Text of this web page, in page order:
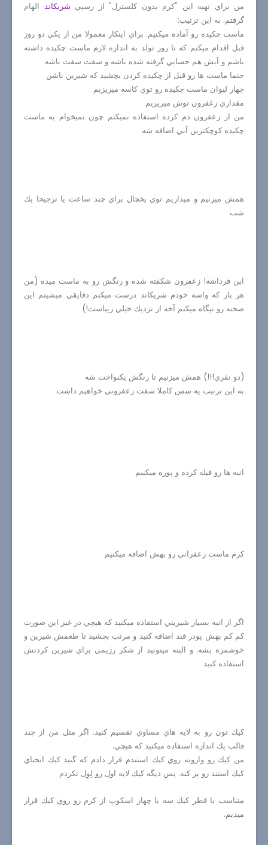
من براي تهيه اين "كرم بدون كلسترل" از رسپي شريكاند الهام
گرفتم. به اين ترتيب:
ماست چكيده رو آماده ميكنيم. براي اينكار معمولا من از يكي دو روز
قبل اقدام ميكنم كه تا روز تولد به اندازه لازم ماست چكيده داشته
باشم و آبش هم حسابي گرفته شده باشه و سفت سفت باشه
حتما ماست ها رو قبل از چكيده كردن بچشيد كه شيرين باشن
چهار ليوان ماست چكيده رو توي كاسه ميريزيم
مقداري زغفرون توش ميريزيم
من از زعفرون دم كرده استفاده نميكنم چون نميخوام به ماست
چكيده كوچكترين آبي اضافه شه
همش ميزنيم و ميذاريم توي يخچال براي چند ساعت يا ترجيحا يك
شب
اين فرداشه! زعفرون شكفته شده و رنگش رو به ماست ميده (من
هر بار كه واسه خودم شريكاند درست ميكنم دقايقي ميشينم اين
صحنه رو نيگاه ميكنم آخه از نزديك خيلي زيباست!)
(دو نفري!!!) همش ميزنيم تا رنگش يكنواخت شه
به اين ترتيب يه سس كاملا سفت زعفروني خواهيم داشت
انبه ها رو فيله كرده و پوره ميكنيم
كرم ماست زعفراني رو بهش اضافه ميكنيم
اگر از انبه بسيار شيريني استفاده ميكنيد كه هيچي در غير اين صورت
كم كم بهش پودر قند اضافه كنيد و مرتب بچشيد تا طعمش شيرين و
خوشمزه بشه. و البته ميتونيد از شكر رژيمي براي شيرين كردنش
استفاده كنيد
كيك تون رو به لايه هاي مساوي تقسيم كنيد. اگر مثل من از چند
قالب يك اندازه استفاده ميكنيد كه هيچي.
من كيك رو وارونه روي كيك استندم قرار دادم كه گنبد كيك انحناي
كيك استند رو پر كنه. پس ديگه كيك لايه اول رو لِوِل نكردم
متناسب با قطر كيك سه يا چهار اسكوپ از كرم رو روي كيك قرار
ميديم.